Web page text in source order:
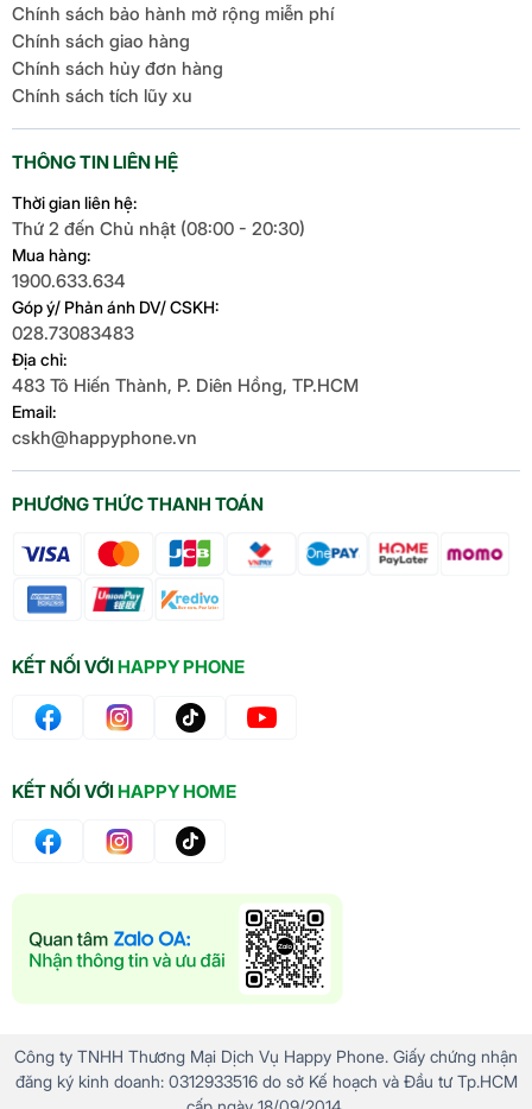
PHƯƠNG THỨC THANH TOÁN
KẾT NỐI VỚIHAPPY PHONE
Chính sách bảo hành mở rộng miễn phí
Chính sách giao hàng
Chính sách hủy đơn hàng
Chính sách tích lũy xu
THÔNG TIN LIÊN HỆ
Thời gian liên hệ:
Thứ 2 đến Chủ nhật (08:00 - 20:30)
Mua hàng:
1900.633.634
Góp ý/ Phản ánh DV/ CSKH:
028.73083483
Địa chỉ:
483 Tô Hiến Thành, P. Diên Hồng, TP.HCM
Email:
cskh@happyphone.vn
KẾT NỐI VỚIHAPPY HOME
Công ty TNHH Thương Mại Dịch Vụ Happy Phone. Giấy chứng nhận
đăng ký kinh doanh: 0312933516 do sở Kế hoạch và Đầu tư Tp.HCM